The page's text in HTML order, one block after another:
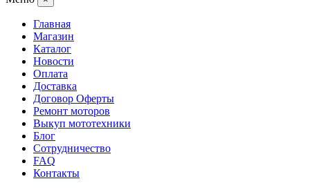
Главная
Магазин
Каталог
Новости
Оплата
Доставка
Договор Оферты
Ремонт моторов
Выкуп мототехники
Блог
Сотрудничество
FAQ
Контакты